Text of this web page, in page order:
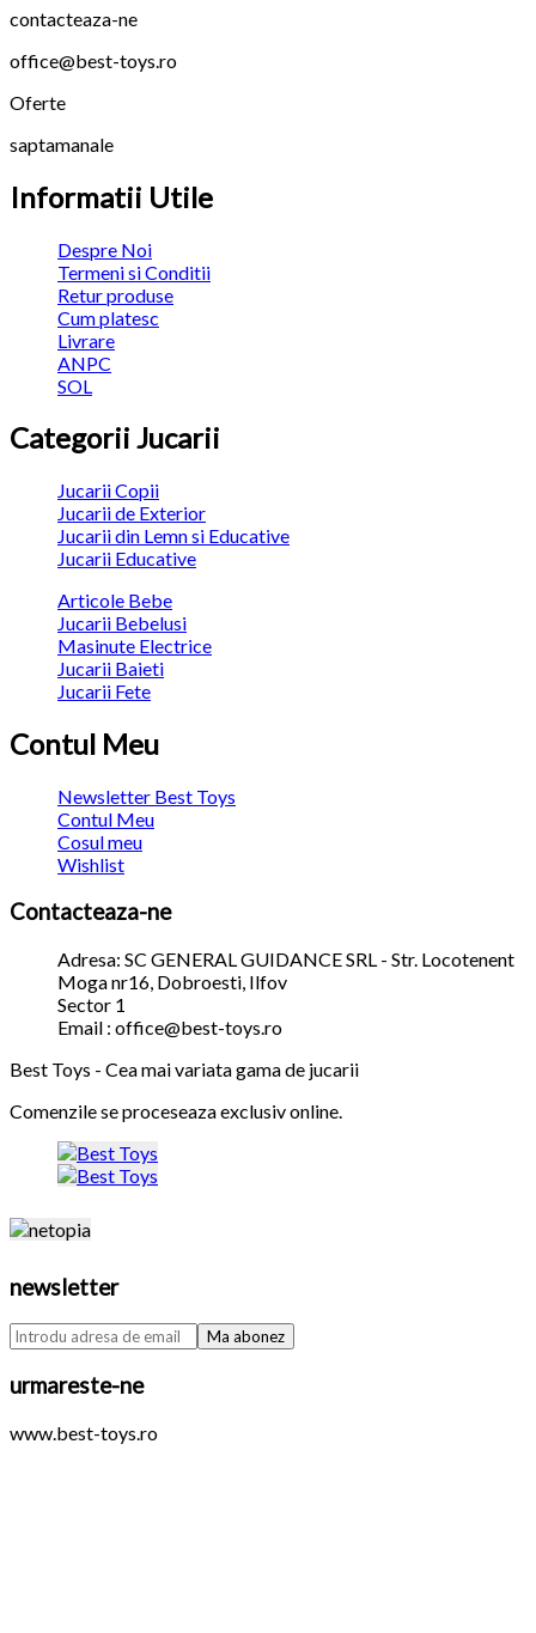
contacteaza-ne
office@best-toys.ro
Oferte
saptamanale
Informatii Utile
Despre Noi
Termeni si Conditii
Retur produse
Cum platesc
Livrare
ANPC
SOL
Categorii Jucarii
Jucarii Copii
Jucarii de Exterior
Jucarii din Lemn si Educative
Jucarii Educative
Articole Bebe
Jucarii Bebelusi
Masinute Electrice
Jucarii Baieti
Jucarii Fete
Contul Meu
Newsletter Best Toys
Contul Meu
Cosul meu
Wishlist
Contacteaza-ne
Adresa: SC GENERAL GUIDANCE SRL - Str. Locotenent
Moga nr16, Dobroesti, Ilfov
Sector 1
Email : office@best-toys.ro
Best Toys - Cea mai variata gama de jucarii
Comenzile se proceseaza exclusiv online.
newsletter
urmareste-ne
www.best-toys.ro